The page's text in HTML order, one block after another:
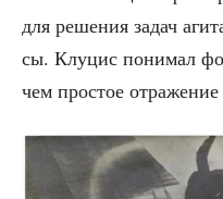
для реше­ния задач
сы. Клу­цис пони­мал
чем про­стое